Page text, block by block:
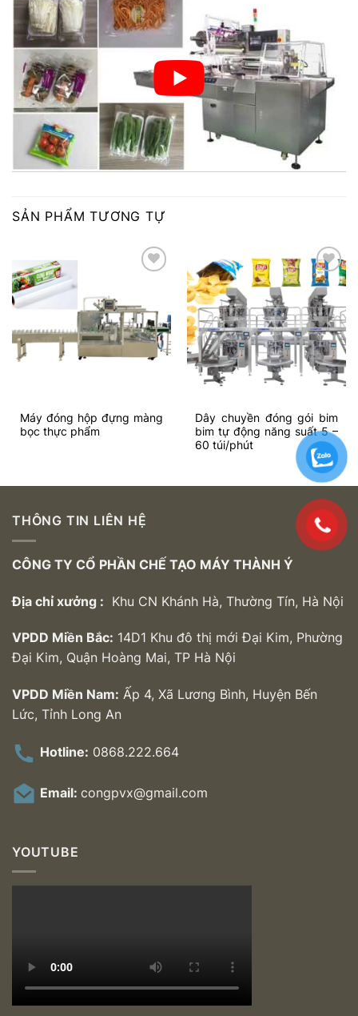
SẢN PHẨM TƯƠNG TỰ
Add to
wishlist
Máy đóng hộp đựng màng
bọc thực phẩm
Add to
wishlist
Dây chuyền đóng gói bim
bim tự động năng suất 5 –
60 túi/phút
THÔNG TIN LIÊN HỆ
CÔNG TY CỔ PHẦN CHẾ TẠO MÁY THÀNH Ý
Địa chỉ xưởng : Khu CN Khánh Hà, Thường Tín, Hà Nội
VPDD Miền Bắc: 14D1 Khu đô thị mới Đại Kim, Phường
Đại Kim, Quận Hoàng Mai, TP Hà Nội
VPDD Miền Nam: Ấp 4, Xã Lương Bình, Huyện Bến
Lức, Tỉnh Long An
Hotline: 0868.222.664
Email: congpvx@gmail.com
YOUTUBE